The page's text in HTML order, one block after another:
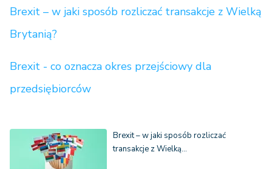
Brexit – w jaki sposób rozliczać transakcje z Wielką
Brytanią?
Brexit - co oznacza okres przejściowy dla
przedsiębiorców
Brexit – w jaki sposób rozliczać
transakcje z Wielką…